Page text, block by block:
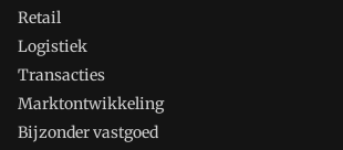
Retail
Logistiek
Transacties
Marktontwikkeling
Bijzonder vastgoed